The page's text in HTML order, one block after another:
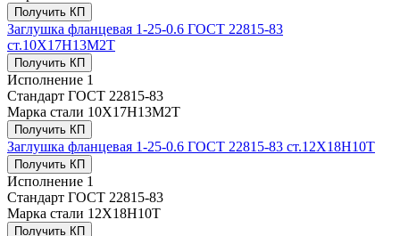
Получить КП
Заглушка фланцевая 1-25-0.6 ГОСТ 22815-83
ст.10Х17Н13М2Т
Получить КП
Исполнение 1
Стандарт ГОСТ 22815-83
Марка стали 10Х17Н13М2Т
Получить КП
Заглушка фланцевая 1-25-0.6 ГОСТ 22815-83 ст.12Х18Н10Т
Получить КП
Исполнение 1
Стандарт ГОСТ 22815-83
Марка стали 12Х18Н10Т
Получить КП